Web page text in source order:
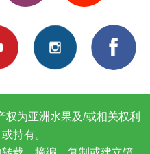
为亚洲水果及/或相关权利
持有。